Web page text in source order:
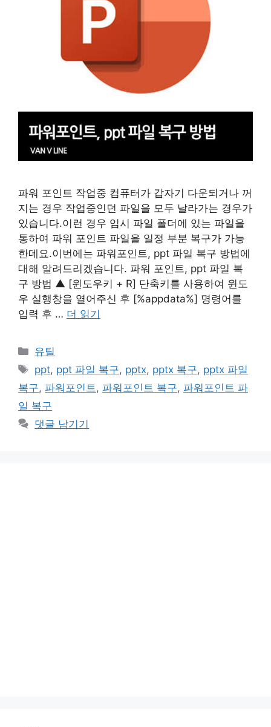
파워 포인트 작업중 컴퓨터가 갑자기 다운되거나 꺼
지는 경우 작업중인던 파일을 모두 날라가는 경우가
있습니다.이런 경우 임시 파일 폴더에 있는 파일을
통하여 파워 포인트 파일을 일정 부분 복구가 가능
한데요.이번에는 파워포인트, ppt 파일 복구 방법에
대해 알려드리겠습니다. 파워 포인트, ppt 파일 복
구 방법 ▲ [윈도우키 + R] 단축키를 사용하여 윈도
우 실행창을 열어주신 후 [%appdata%] 명령어를
입력 후 … 더 읽기
카
고
리
유틸
태
그
ppt, ppt 파일 복구, pptx, pptx 복구, pptx 파일
복구, 파워포인트 , 파워포인트 복구, 파워포인트 파
일 복구
댓글 남기기